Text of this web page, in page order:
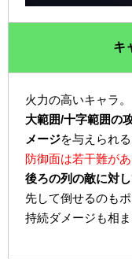
キ
火力の高いキャラ。
大範囲/十字範囲の
メージを与えられる
防御面は若干難が
後ろの列の敵に対
先して倒せるのもポ
持続ダメージも相